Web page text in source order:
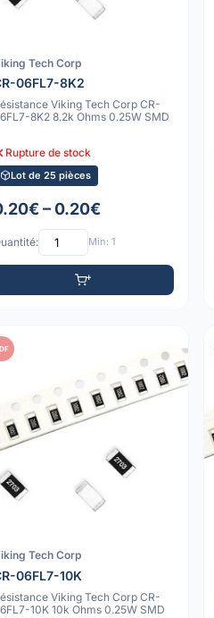
Tech Corp
06FL7-8K2
Viking Tech Corp CR-
8K2 8.2k Ohms 0.25W SMD
Rupture de stock
Lot de 25 pièces
– 0.20€
Min: 1
Tech Corp
06FL7-10K
Viking Tech Corp CR-
10K 10k Ohms 0.25W SMD